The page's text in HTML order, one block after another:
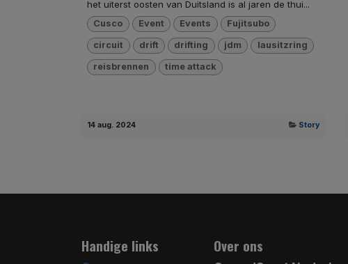
het uiterst oosten van Duitsland is al jaren de thui...
Cusco Event Events Fujitsubo
circuit drift drifting jdm lausitzring
reisbrennen time attack
14 aug. 2024 Story
Handige links Over ons